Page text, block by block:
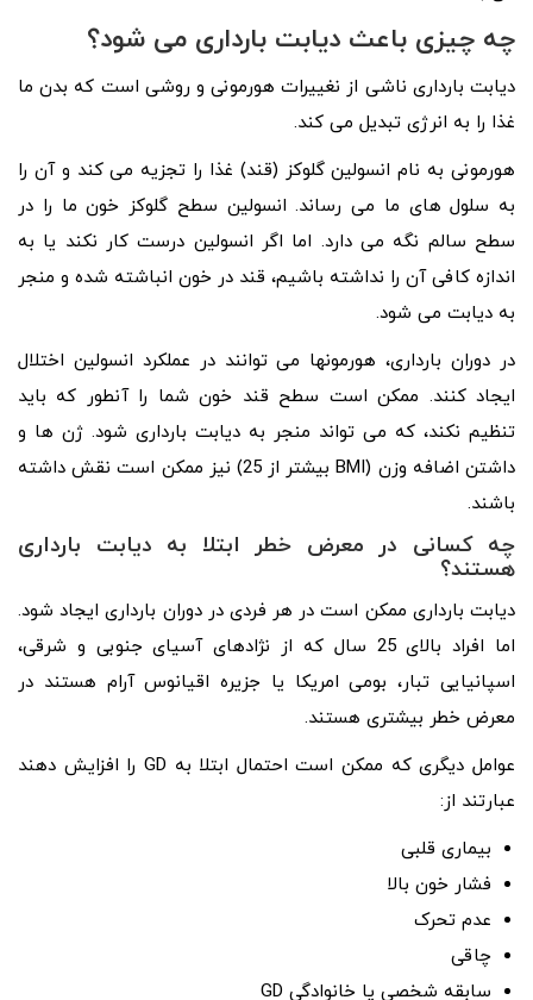
چه چیزی باعث دیابت بارداری می شود؟
دیابت بارداری ناشی از نغییرات هورمونی و روشی است که بدن ما
غذا را به انرژی تبدیل می کند.
هورمونی به نام انسولین گلوکز (قند) غذا را تجزیه می کند و آن را
به سلول های ما می رساند. انسولین سطح گلوکز خون ما را در
سطح سالم نگه می دارد. اما اگر انسولین درست کار نکند یا به
اندازه کافی آن را نداشته باشیم، قند در خون انباشته شده و منجر
به دیابت می شود.
در دوران بارداری، هورمونها می توانند در عملکرد انسولین اختلال
ایجاد کنند. ممکن است سطح قند خون شما را آنطور که باید
تنظیم نکند، که می تواند منجر به دیابت بارداری شود. ژن ها و
داشتن اضافه وزن (BMI بیشتر از 25) نیز ممکن است نقش داشته
باشند.
چه کسانی در معرض خطر ابتلا به دیابت بارداری
هستند؟
دیابت بارداری ممکن است در هر فردی در دوران بارداری ایجاد شود.
اما افراد بالای 25 سال که از نژادهای آسیای جنوبی و شرقی،
اسپانیایی تبار، بومی امریکا یا جزیره اقیانوس آرام هستند در
معرض خطر بیشتری هستند.
عوامل دیگری که ممکن است احتمال ابتلا به GD را افزایش دهند
عبارتند از:
بیماری قلبی
فشار خون بالا
عدم تحرک
چاقی
سابقه شخصی یا خانوادگی GD